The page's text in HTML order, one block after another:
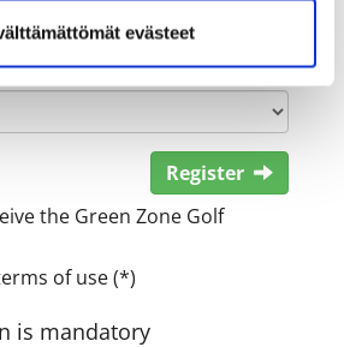
evästeet
Register
the Green Zone Golf
of use (*)
is mandatory